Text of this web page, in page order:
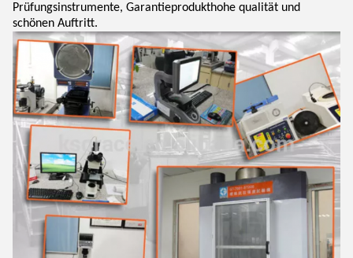
Prüfungsinstrumente, Garantieprodukthohe qualität und
schönen Auftritt.